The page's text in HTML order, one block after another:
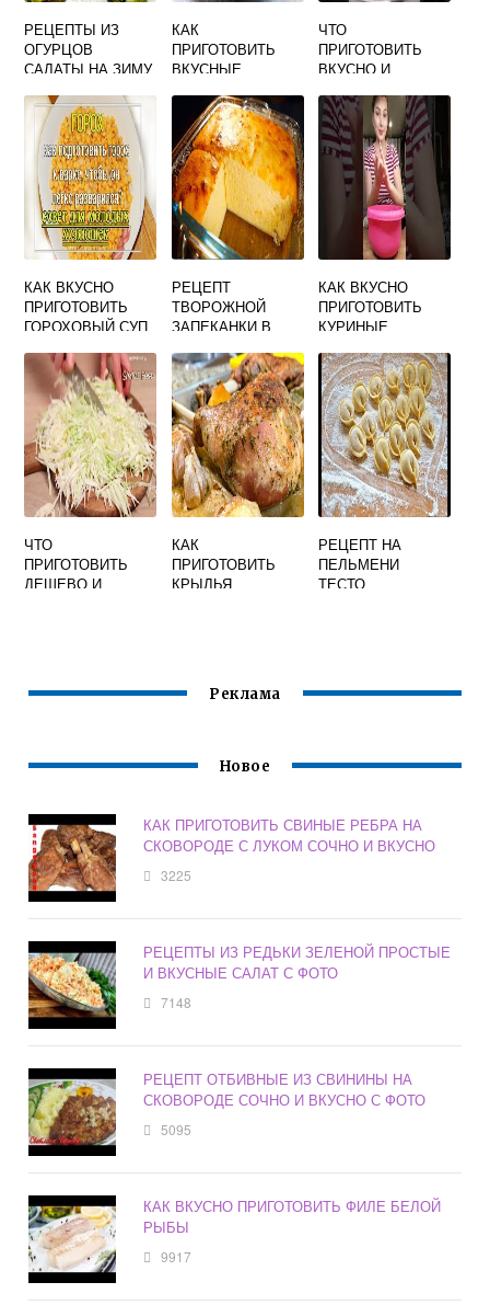
РЕЦЕПТЫ ИЗ
ОГУРЦОВ
САЛАТЫ НА ЗИМУ
КАК
ПРИГОТОВИТЬ
ВКУСНЫЕ
ТВОРОГА НА
СКОВОРОДЕ
ПЫШНЫЕ БЕЗ
МАНКИ
ЧТО
ПРИГОТОВИТЬ
ВКУСНО И
КАК ВКУСНО
ПРИГОТОВИТЬ
ГОРОХОВЫЙ СУП
РЕЦЕПТ
ТВОРОЖНОЙ
ЗАПЕКАНКИ В
БЫСТРЫЙ И
ВКУСНЫЙ БЕЗ
МАНКИ
КАК ВКУСНО
ПРИГОТОВИТЬ
КУРИНЫЕ
ЧТО
ПРИГОТОВИТЬ
ДЕШЕВО И
КАК
ПРИГОТОВИТЬ
КРЫЛЬЯ
РЕЦЕПТ НА
ПЕЛЬМЕНИ
ТЕСТО
Реклама
Новое
КАК ПРИГОТОВИТЬ СВИНЫЕ РЕБРА НА
СКОВОРОДЕ С ЛУКОМ СОЧНО И ВКУСНО
3225
РЕЦЕПТЫ ИЗ РЕДЬКИ ЗЕЛЕНОЙ ПРОСТЫЕ
И ВКУСНЫЕ САЛАТ С ФОТО
7148
РЕЦЕПТ ОТБИВНЫЕ ИЗ СВИНИНЫ НА
СКОВОРОДЕ СОЧНО И ВКУСНО С ФОТО
5095
КАК ВКУСНО ПРИГОТОВИТЬ ФИЛЕ БЕЛОЙ
РЫБЫ
9917